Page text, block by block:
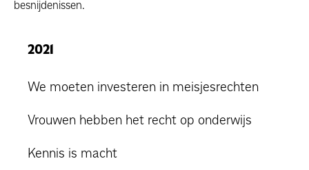
besnijdenissen.
2021
We moeten investeren in meisjesrechten
Vrouwen hebben het recht op onderwijs
Kennis is macht